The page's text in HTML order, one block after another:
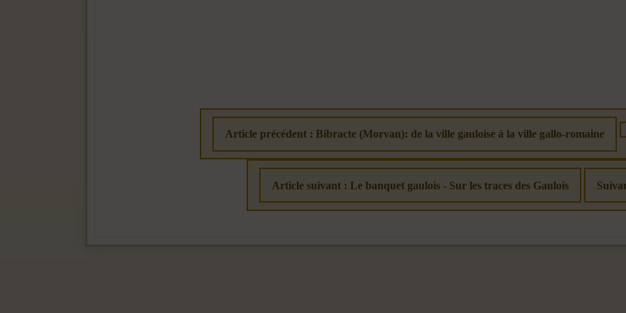
Article précédent : Bibracte (Morvan): de la ville gauloise à la ville gallo-romaine
Article suivant : Le banquet gaulois - Sur les traces des Gaulois